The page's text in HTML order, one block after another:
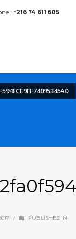
: +216 74 611 605
/ PUBLISHED IN